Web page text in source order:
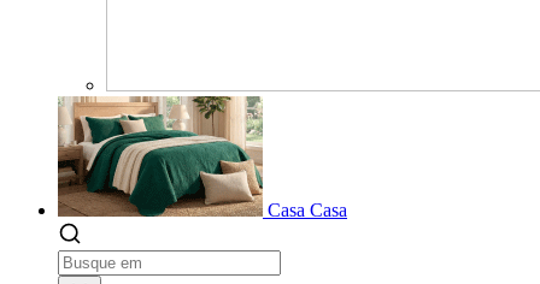
Casa Casa